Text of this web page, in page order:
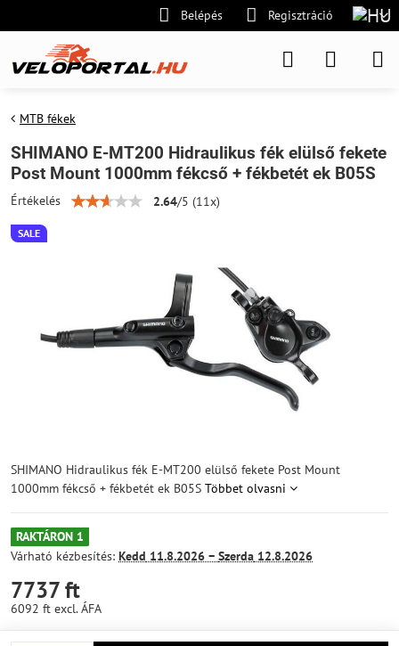
Belépés Regisztráció
SALE
MTB fékek
SHIMANO E-MT200 Hidraulikus fék elülső fekete
Post Mount 1000mm fékcső + fékbetét ek B05S
Értékelés 2.64/5 (11x)
SHIMANO Hidraulikus fék E-MT200 elülső fekete Post Mount
1000mm fékcső + fékbetét ek B05S Többet olvasni
RAKTÁRON 1
Várható kézbesítés: Kedd 11.8.2026 − Szerda 12.8.2026
7737 ft
6092 ft excl. ÁFA